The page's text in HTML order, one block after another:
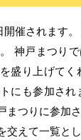
開催されます
神戸まつり
盛り上げてく
にも参加され
まつりに参加
交えて一覧と